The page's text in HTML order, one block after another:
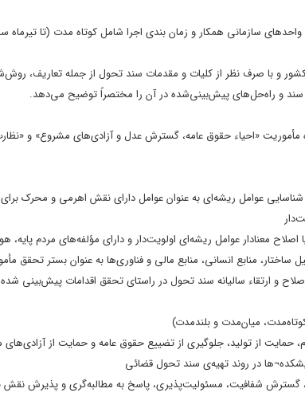
و با صرف نظر از کلیات و مقدمات سند تحول از جمله تعاریف،
سند و راه‌حل‌های پیش‌بینی‌شده در آن را مختصراً توضیح می‌دهد.
مأموریت‌ «احیاء حقوق عامه، گسترش عدل و آزادی‌های مشروع» و
عوامل ریشه‌ای به عنوان عوامل دارای نقش اهرمی و محرک
اصلاح معنادار عوامل ریشه‌ای اولویت‌دار و دارای مؤلفه‌های مردم
ساختار، منابع انسانی، منابع مالی و فناوری‌ها به عنوان بستر تحقق
و ارتقاء سالیانه سند تحول در راستای تحقق اقدامات پیش‌بینی
میان‌مدت و بلندمدت)
حمایت از تولید، جلوگیری از تضییع حقوق عامه و حمایت از
در روند تهیه‌ی سند تحول قضائی
گسترش شفافیت، مسئولیت‌پذیری، پاسخ به مطالبه‌گری و پذیرش نقش